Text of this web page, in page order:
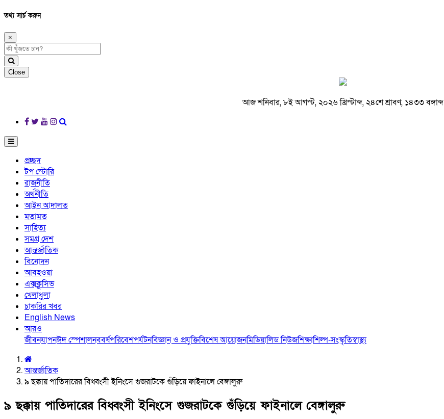
তথ্য সার্চ করুন
×
Close
আজ শনিবার, ৮ই আগস্ট, ২০২৬ খ্রিস্টাব্দ, ২৪শে শ্রাবণ, ১৪৩৩ বঙ্গাব্দ
প্রচ্ছদ
টপ স্টোরি
রাজনীতি
অর্থনীতি
আইন আদালত
মতামত
সাহিত্য
সমগ্র দেশ
আন্তর্জাতিক
বিনোদন
আবহওয়া
এক্সক্লুসিভ
খেলাধুলা
চাকরির খবর
English News
আরও
জীবনযাপনঈদ স্পেশালনববর্ষপরিবেশপর্যটনবিজ্ঞান ও প্রযুক্তিবিশেষ আয়োজনমিডিয়ালিড নিউজশিক্ষাশিল্প-সংস্কৃতিস্বাস্থ্য
আন্তর্জাতিক
৯ ছক্কায় পাতিদারের বিধ্বংসী ইনিংসে গুজরাটকে গুঁড়িয়ে ফাইনালে বেঙ্গালুরু
৯ ছক্কায় পাতিদারের বিধ্বংসী ইনিংসে গুজরাটকে গুঁড়িয়ে ফাইনালে বেঙ্গালুরু